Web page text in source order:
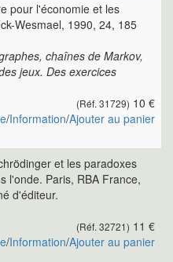
pour l'économie et les
Wesmael, 1990, 24, 185
chaînes de Markov,
jeux. Des exercices
(Réf. 31729) 10 €
/Information/Ajouter au panier
et les paradoxes
l'onde. Paris, RBA France,
d'éditeur.
(Réf. 32721) 11 €
/Information/Ajouter au panier